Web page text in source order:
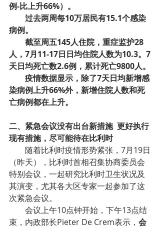
例-比上升66%）。
过去两周每10万居民有15.1个感染
病例。
截至周五145人住院，重症监护28
人，7月11-17日日均住院人数为10.3。7
天日均死亡数2.6例，累计死亡9800人。
疫情数据显示，除了7天日均新增感
染病例上升66%外，新增住院人数和死
亡病例都在上升。
二、紧急会议没有出台新措施  更好执行
现有措施，尽可能待在比利时
随着比利时疫情形势紧张，7月19日
（昨天），比利时首相召集协商委员会
特别会议，一起研究比利时卫生状况及
其演变，尤其各大区专家一起参加了这
次紧急会议。
会议上午10点钟开始，下午13点结
束，内政部长Pieter De Crem表示， 会